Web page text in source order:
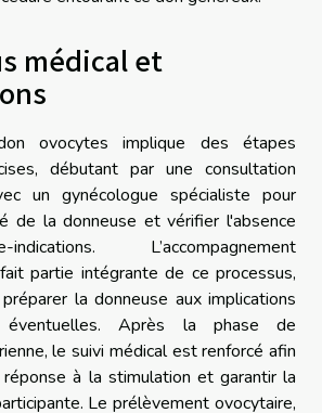
médical et
ovocytes implique des étapes
débutant par une consultation
un gynécologue spécialiste pour
de la donneuse et vérifier l'absence
L’accompagnement
partie intégrante de ce processus,
la donneuse aux implications
éventuelles. Après la phase de
le suivi médical est renforcé afin
à la stimulation et garantir la
Le prélèvement ovocytaire,